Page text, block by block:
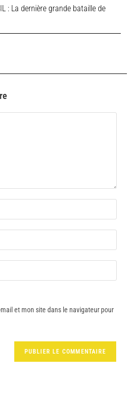
: La dernière grande bataille de
et mon site dans le navigateur pour